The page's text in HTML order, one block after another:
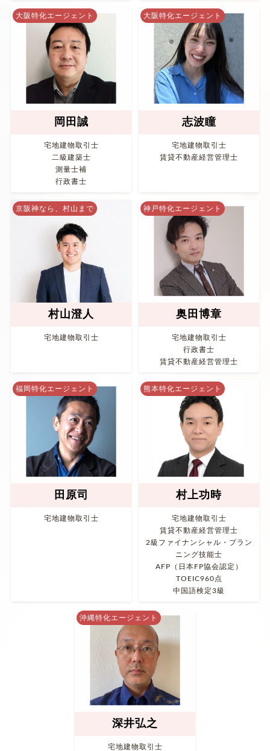
大阪特化エージェント
岡田誠
宅地建物取引士
二級建築士
測量士補
行政書士
大阪特化エージェント
志波瞳
宅地建物取引士
賃貸不動産経営管理士
京阪神なら、村山まで
村山澄人
宅地建物取引士
神戸特化エージェント
奥田博章
宅地建物取引士
行政書士
賃貸不動産経営管理士
福岡特化エージェント
田原司
宅地建物取引士
熊本特化エージェント
村上功時
宅地建物取引士
賃貸不動産経営管理士
2級ファイナンシャル・プラン
ニング技能士
AFP（日本FP協会認定）
TOEIC960点
中国語検定3級
沖縄特化エージェント
深井弘之
宅地建物取引士